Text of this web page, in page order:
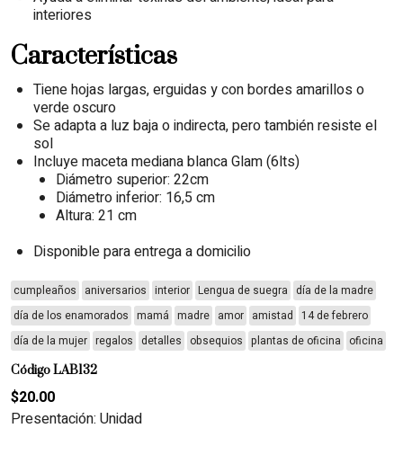
interiores
Características
Tiene hojas largas, erguidas y con bordes amarillos o
verde oscuro
Se adapta a luz baja o indirecta, pero también resiste el
sol
Incluye maceta mediana blanca Glam (6lts)
Diámetro superior: 22cm
Diámetro inferior: 16,5 cm
Altura: 21 cm
Disponible para entrega a domicilio
cumpleaños aniversarios interior Lengua de suegra día de la madre
día de los enamorados mamá madre amor amistad
14 de febrero
día de la mujer regalos detalles obsequios plantas de oficina oficina
Código LAB132
$20.00
Presentación: Unidad